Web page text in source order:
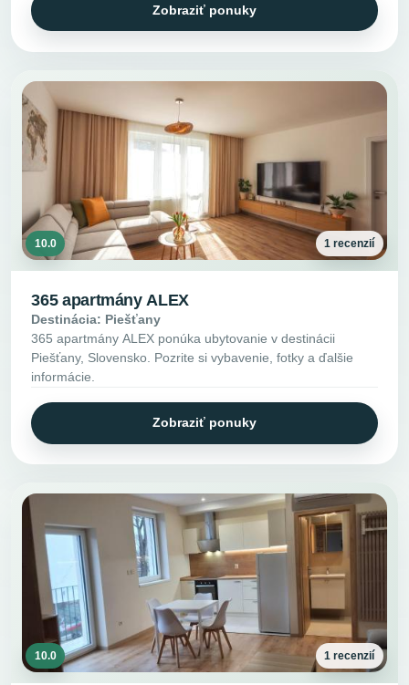
Zobraziť ponuky
10.0 1 recenzií
365 apartmány ALEX
Destinácia: Piešťany
365 apartmány ALEX ponúka ubytovanie v destinácii
Piešťany, Slovensko. Pozrite si vybavenie, fotky a ďalšie
informácie.
Zobraziť ponuky
10.0 1 recenzií